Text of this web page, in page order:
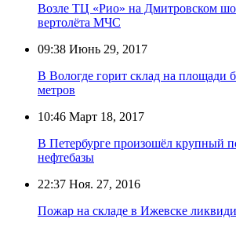
Возле ТЦ «Рио» на Дмитровском
вертолёта МЧС
09:38 Июнь 29, 2017
В Вологде горит склад на площади
метров
10:46 Март 18, 2017
В Петербурге произошёл крупный
нефтебазы
22:37 Ноя. 27, 2016
Пожар на складе в Ижевске